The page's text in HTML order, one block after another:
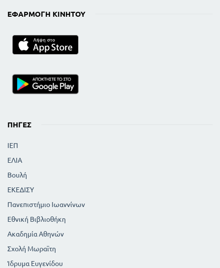
ΕΦΑΡΜΟΓΉ ΚΙΝΗΤΟΎ
ΠΗΓΈΣ
ΙΕΠ
ΕΛΙΑ
Βουλή
ΕΚΕΔΙΣΥ
Πανεπιστήμιο Ιωαννίνων
Εθνική Βιβλιοθήκη
Ακαδημία Αθηνών
Σχολή Μωραϊτη
Ίδρυμα Ευγενίδου